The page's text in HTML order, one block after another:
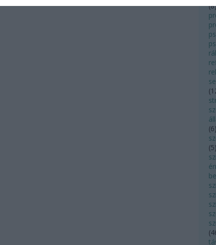
(8
(
(6)
(5)
(